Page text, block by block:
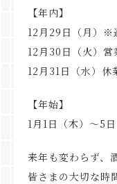
【年内】
12月29日（月）※
12月30日（火）営
12月31日（水）休
【年始】
1月1日（木）～5
来年も変わらず、
皆さまの大切な時